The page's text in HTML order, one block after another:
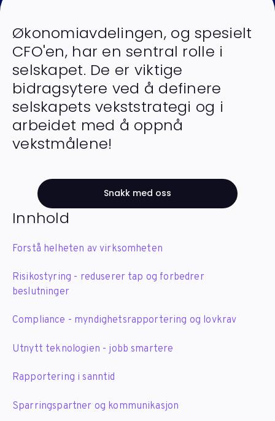
Økonomiavdelingen, og spesielt
CFO'en, har en sentral rolle i
selskapet. De er viktige
bidragsytere ved å definere
selskapets vekststrategi og i
arbeidet med å oppnå
vekstmålene!
Snakk med oss
Innhold
Forstå helheten av virksomheten
Risikostyring - reduserer tap og forbedrer
beslutninger
Compliance - myndighetsrapportering og lovkrav
Utnytt teknologien - jobb smartere
Rapportering i sanntid
Sparringspartner og kommunikasjon